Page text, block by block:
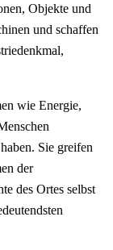
Objekte und
und schaffen
wie Energie,
Sie greifen
der
des Ortes selbst